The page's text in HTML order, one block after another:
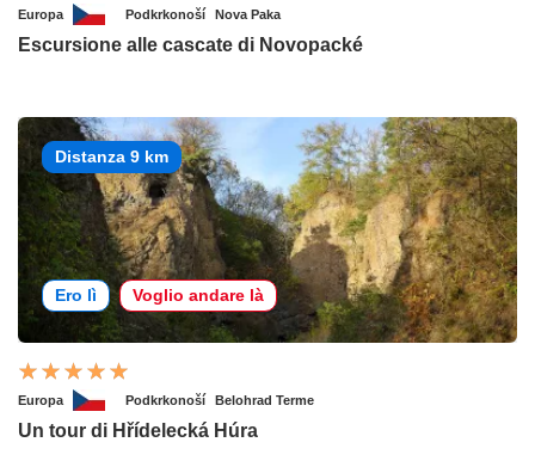
Europa Podkrkonoší Nova Paka
Escursione alle cascate di Novopacké
Distanza 9 km
Ero lì Voglio andare là
Europa Podkrkonoší Belohrad Terme
Un tour di Hřídelecká Húra